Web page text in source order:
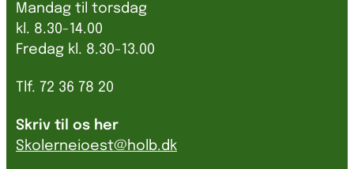
Mandag til torsdag
kl. 8.30-14.00
Fredag kl. 8.30-13.00
Tlf. 72 36 78 20
Skriv til os her
Skolerneioest@holb.dk